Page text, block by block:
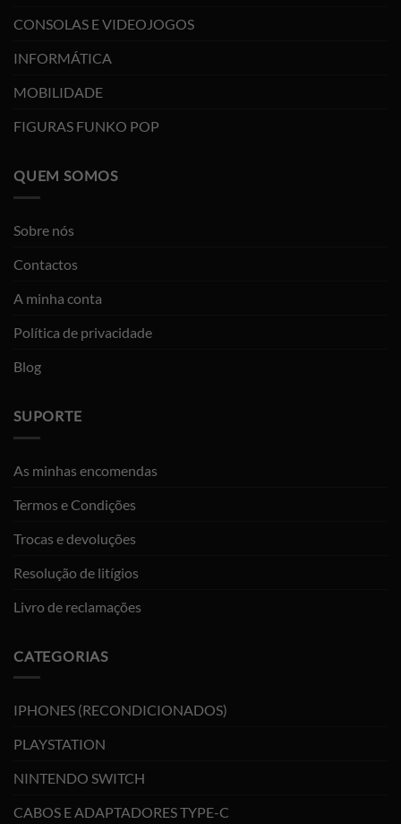
CONSOLAS E VIDEOJOGOS
INFORMÁTICA
MOBILIDADE
FIGURAS FUNKO POP
QUEM SOMOS
Sobre nós
Contactos
A minha conta
Política de privacidade
Blog
SUPORTE
As minhas encomendas
Termos e Condições
Trocas e devoluções
Resolução de litígios
Livro de reclamações
CATEGORIAS
IPHONES (RECONDICIONADOS)
PLAYSTATION
NINTENDO SWITCH
CABOS E ADAPTADORES TYPE-C